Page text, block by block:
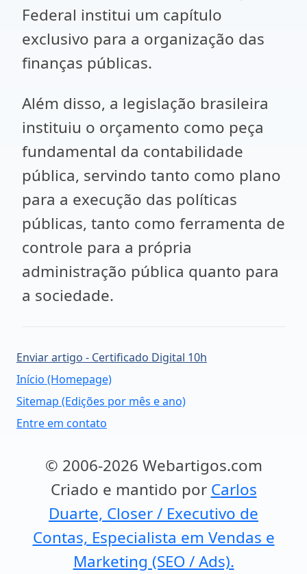
Federal institui um capítulo
exclusivo para a organização das
finanças públicas.
Além disso, a legislação brasileira
instituiu o orçamento como peça
fundamental da contabilidade
pública, servindo tanto como plano
para a execução das políticas
públicas, tanto como ferramenta de
controle para a própria
administração pública quanto para
a sociedade.
Enviar artigo - Certificado Digital 10h
Início (Homepage)
Sitemap (Edições por mês e ano)
Entre em contato
© 2006-2026 Webartigos.com
Criado e mantido por Carlos
Duarte, Closer / Executivo de
Contas, Especialista em Vendas e
Marketing (SEO / Ads).